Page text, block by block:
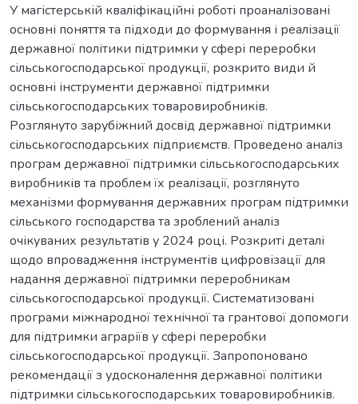
У магістерській кваліфікаційні роботі проаналізовані
основні поняття та підходи до формування і реалізації
державної політики підтримки у сфері переробки
сільськогосподарської продукції, розкрито види й
основні інструменти державної підтримки
сільськогосподарських товаровиробників.
Розглянуто зарубіжний досвід державної підтримки
сільськогосподарських підприємств. Проведено аналіз
програм державної підтримки сільськогосподарських
виробників та проблем їх реалізації, розглянуто
механізми формування державних програм підтримки
сільського господарства та зроблений аналіз
очікуваних результатів у 2024 році. Розкриті деталі
щодо впровадження інструментів цифровізації для
надання державної підтримки переробникам
сільськогосподарської продукції. Систематизовані
програми міжнародної технічної та грантової допомоги
для підтримки аграріїв у сфері переробки
сільськогосподарської продукції. Запропоновано
рекомендації з удосконалення державної політики
підтримки сільськогосподарських товаровиробників.